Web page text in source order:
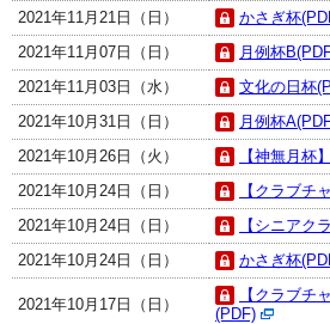
2021年11月21日（日）
かさぎ杯
2021年11月07日（日）
月例杯
2021年11月03日（水）
文化の日杯
2021年10月31日（日）
月例杯
2021年10月26日（火）
【神無月杯
2021年10月24日（日）
【クラブチ
2021年10月24日（日）
【シニアク
2021年10月24日（日）
かさぎ杯
2021年10月17日（日）
【クラブチ
(PDF)